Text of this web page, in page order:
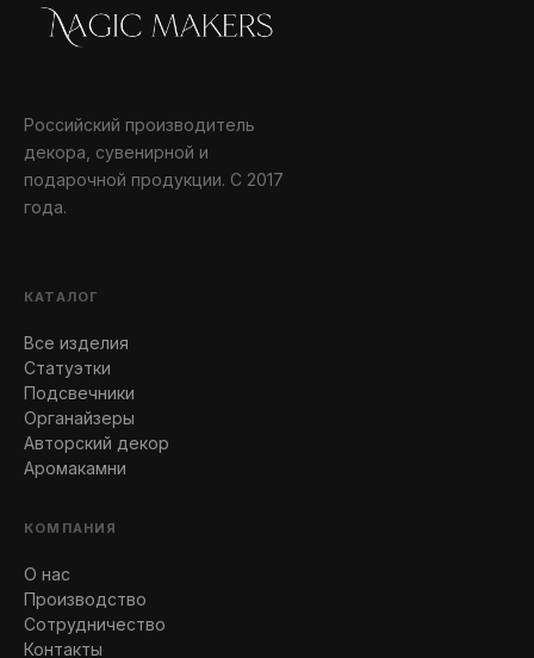
Российский производитель
декора, сувенирной и
подарочной продукции. С 2017
года.
КАТАЛОГ
Все изделия
Статуэтки
Подсвечники
Органайзеры
Авторский декор
Аромакамни
КОМПАНИЯ
О нас
Производство
Сотрудничество
Контакты